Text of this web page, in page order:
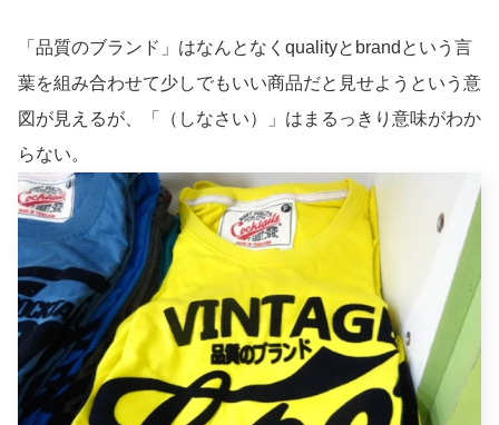
「品質のブランド」はなんとなくqualityとbrandという言
葉を組み合わせて少しでもいい商品だと見せようという意
図が見えるが、「（しなさい）」はまるっきり意味がわか
らない。